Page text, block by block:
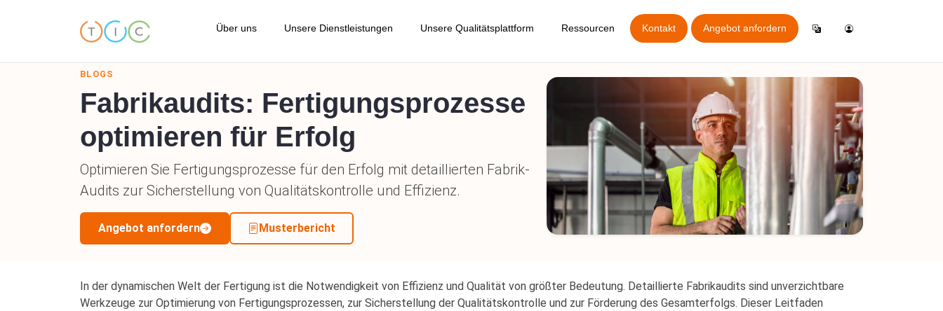
Über uns
Unsere Standorte
Referenzen
Bedingungen und Konditionen
Unsere Dienstleistungen
Vorproduktionsprüfung
Prüfung während der Produktion
Vorversandprüfung
Amazon FBA-Service
Versand
Detailliertes Werks-Audit
Lieferantenüberprüfung
Unsere Qualitätsplattform
Auftragsverwaltung
Produktmanagement
Allgemeine Inspektions-App
Online-Buchungs-App
Ressourcen
AQL-Rechner
Musterbericht
Angebot anfordern
TIC auf Messen
Kontakt Angebot anfordern
English
German
Español
Italiano
Français
Einloggen
BLOGS
Fabrikaudits: Fertigungsprozesse
optimieren für Erfolg
Optimieren Sie Fertigungsprozesse für den Erfolg mit detaillierten Fabrik-
Audits zur Sicherstellung von Qualitätskontrolle und Effizienz.
Angebot anfordern Musterbericht
In der dynamischen Welt der Fertigung ist die Notwendigkeit von Effizienz und Qualität von größter Bedeutung. Detaillierte Fabrikaudits sind unverzichtbare
Werkzeuge zur Optimierung von Fertigungsprozessen, zur Sicherstellung der Qualitätskontrolle und zur Förderung des Gesamterfolgs. Dieser Leitfaden